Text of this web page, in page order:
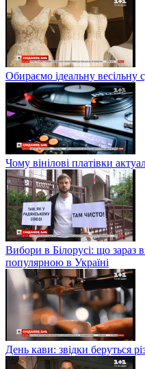
Обираємо ідеальну
Чому вінілові платівки
Вибори в Білорусі: що зараз
популярною в Україні
День кави: звідки беруться